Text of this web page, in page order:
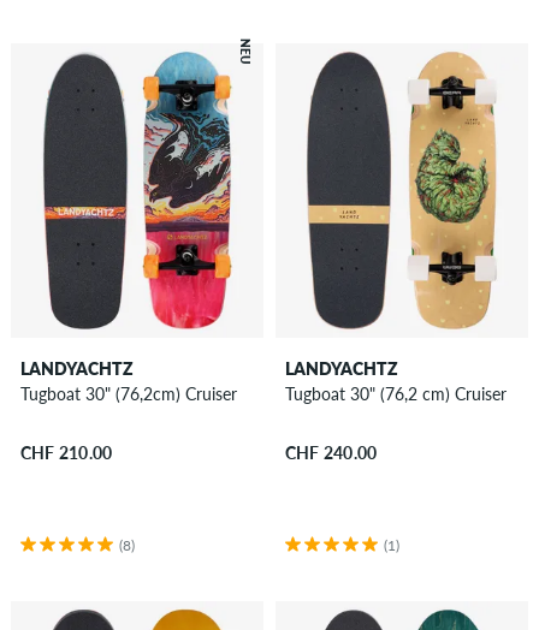
NEU
LANDYACHTZ
Tugboat 30" (76,2cm) Cruiser
CHF 210.00
(8)
LANDYACHTZ
Tugboat 30" (76,2 cm) Cruiser
CHF 240.00
(1)